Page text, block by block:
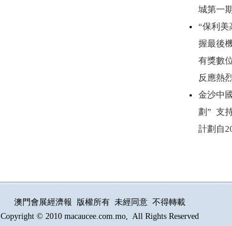
城第一
“保利
握最後
有獎數
反應熱
金沙中
劃” 支
計劃自
澳門會展經濟報 版權所有 未經同意 不得轉載
Copyright © 2010 macaucee.com.mo, All Rights Reserved